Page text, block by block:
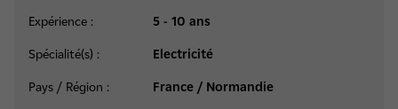
Expérience : 5 - 10 ans
Spécialité(s) : Electricité
Pays / Région : France / Normandie